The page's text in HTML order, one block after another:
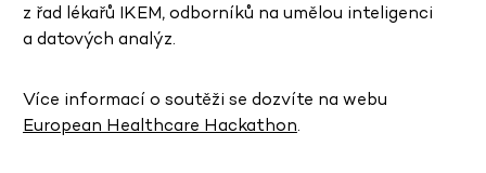
z řad lékařů IKEM, odborníků na umělou inteligenci
a datových analýz.
Více informací o soutěži se dozvíte na webu
European Healthcare Hackathon.